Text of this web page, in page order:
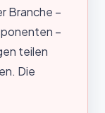
Branche –
–
teilen
Die